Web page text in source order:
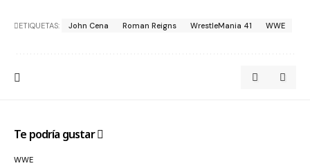
ETIQUETAS: John Cena Roman Reigns WrestleMania 41 WWE
Te podría gustar
WWE